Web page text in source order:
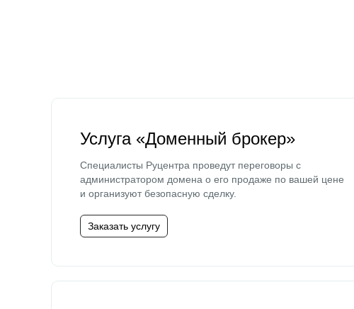
Услуга «Доменный брокер»
Специалисты Руцентра проведут переговоры с
администратором домена о его продаже по вашей цене
и организуют безопасную сделку.
Заказать услугу